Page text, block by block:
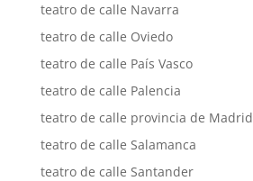
teatro de calle Navarra
teatro de calle Oviedo
teatro de calle País Vasco
teatro de calle Palencia
teatro de calle provincia de Madrid
teatro de calle Salamanca
teatro de calle Santander